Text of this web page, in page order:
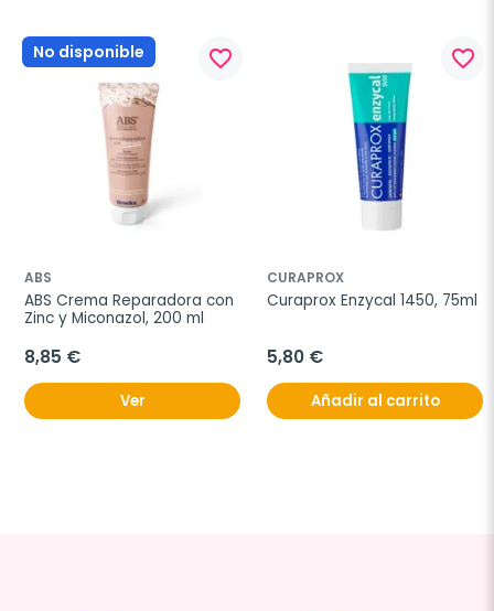
No disponible favorite_border
ABS
ABS Crema Reparadora con
Zinc y Miconazol, 200 ml
8,85 €
Ver
favorite_border
CURAPROX
Curaprox Enzycal 1450, 75ml
5,80 €
Añadir al carrito